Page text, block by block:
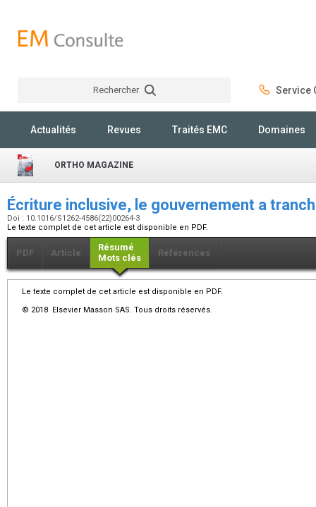
Rechercher Service
Actualités Revues Traités EMC Domaines
ORTHO MAGAZINE
Écriture inclusive, le gouvernement a
Doi : 10.1016/S1262-4586(22)00264-3
Le texte complet de cet article est disponible en PDF.
PDF Article
Résumé
Mots clés
Références
Le texte complet de cet article est disponible en PDF.
© 2018 Elsevier Masson SAS. Tous droits réservés.